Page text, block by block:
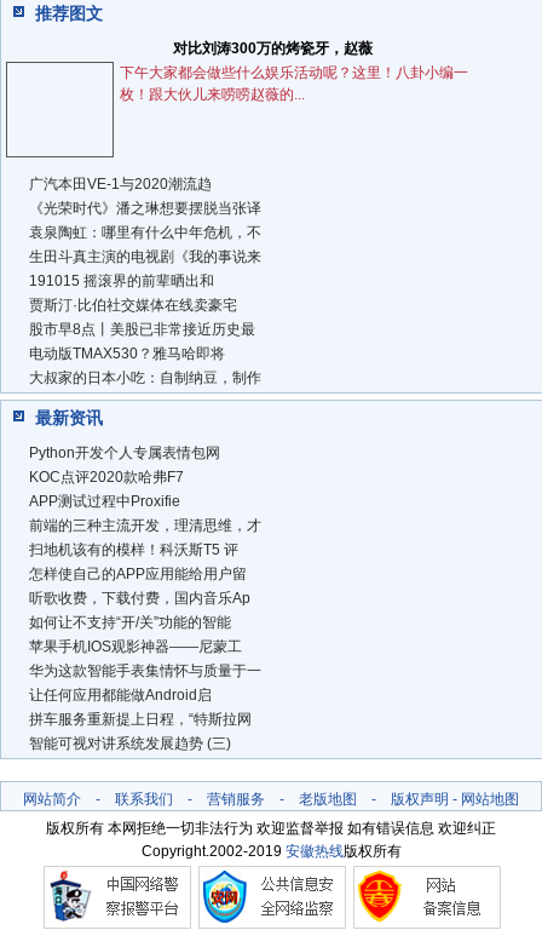
推荐图文
对比刘涛300万的烤瓷牙，赵薇
下午大家都会做些什么娱乐活动呢？这里！八卦小编一
枚！跟大伙儿来唠唠赵薇的...
广汽本田VE-1与2020潮流趋
《光荣时代》潘之琳想要摆脱当张译
袁泉陶虹：哪里有什么中年危机，不
生田斗真主演的电视剧《我的事说来
191015 摇滚界的前辈晒出和
贾斯汀·比伯社交媒体在线卖豪宅
股市早8点丨美股已非常接近历史最
电动版TMAX530？雅马哈即将
大叔家的日本小吃：自制纳豆，制作
最新资讯
Python开发个人专属表情包网
KOC点评2020款哈弗F7
APP测试过程中Proxifie
前端的三种主流开发，理清思维，才
扫地机该有的模样！科沃斯T5 评
怎样使自己的APP应用能给用户留
听歌收费，下载付费，国内音乐Ap
如何让不支持“开/关”功能的智能
苹果手机IOS观影神器——尼蒙工
华为这款智能手表集情怀与质量于一
让任何应用都能做Android启
拼车服务重新提上日程，“特斯拉网
智能可视对讲系统发展趋势 (三)
网站简介 - 联系我们 - 营销服务 - 老版地图 - 版权声明 - 网站地图
版权所有 本网拒绝一切非法行为 欢迎监督举报 如有错误信息 欢迎纠正
Copyright.2002-2019 安徽热线版权所有